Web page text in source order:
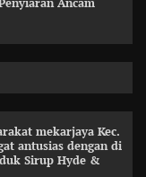
Ancam
mekarjaya Kec.
antusias dengan di
Sirup Hyde &